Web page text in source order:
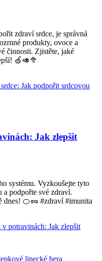
zdraví srdce, je správná
produkty, ovoce a
činnosti. Zjistěte, jaké
🍏🥑🥦
Jak podpořit srdcovou
Jak zlepšit
systému. Vyzkoušejte tyto
a podpořte své zdraví.
dnes! 🍊🥜 #zdraví #imunita
potravinách: Jak zlepšit